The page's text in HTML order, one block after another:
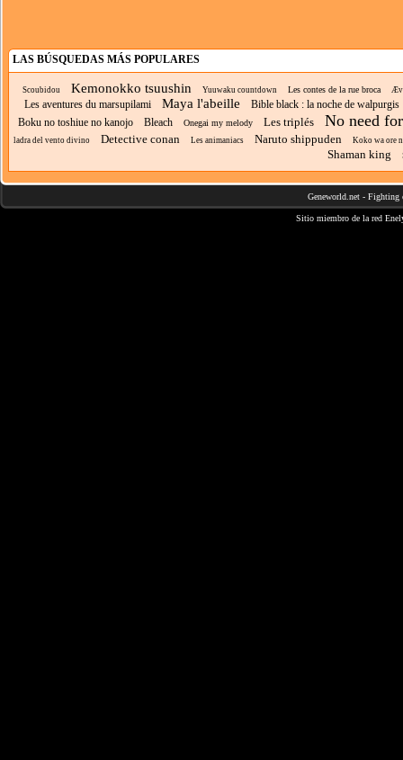
LAS BÚSQUEDAS MÁS POPULARES
Scoubidou Kemonokko tsuushin Yuuwaku countdown Les contes de la rue broca
Les aventures du marsupilami Maya l'abeille
Bible black : la noche de walpurgis
Boku no toshiue no kanojo
Bleach Onegai my melody Les triplés No need
ladra del vento divino Detective conan Les animaniacs Naruto shippuden Koko wa ore
Shaman king
Geneworld.net - Fighting
Sitio miembro de la red